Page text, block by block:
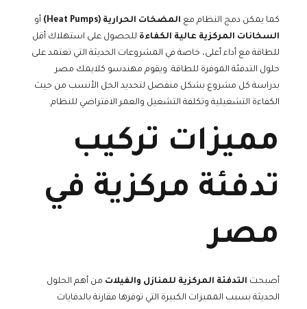
كما يمكن دمج النظام مع المضخات الحرارية (Heat Pumps)
أو
السخانات المركزية عالية الكفاءة للحصول على استهلاك أقل
للطاقة مع أداء أعلى، خاصة في المشروعات الحديثة التي تعتمد على
حلول التدفئة الموفرة للطاقة. ويقوم مهندسو كلايمك مصر
بدراسة كل مشروع بشكل منفصل لتحديد الحل الأنسب من حيث
الكفاءة التشغيلية وتكلفة التشغيل والعمر الافتراضي للنظام.
مميزات تركيب
تدفئة مركزية في
مصر
أصبحت التدفئة المركزية للمنازل والفيلات من أهم الحلول
الحديثة بسبب المميزات الكبيرة التي توفرها مقارنة بالدفايات